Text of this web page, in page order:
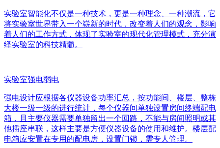
实验室智能化不仅是一种技术，更是一种理念、一种潮流，它
将实验室世界带入一个崭新的时代，改变着人们的观念，影响
着人们的工作方式，体现了实验室的现代化管理模式，充分演
绎实验室的科技精髓。
实验室强电弱电
强电设计应根据各仪器设备功率汇总，按功能间、楼层、整栋
大楼一级一级的进行统计，每个仪器间单独设置房间终端配电
箱，且主要仪器需要单独留出一个回路，不能与房间照明或其
他插座串联，这样主要是方便仪器设备的使用和维护。楼层配
电箱应安置在专用的配电房，设置门锁，需专人管理。